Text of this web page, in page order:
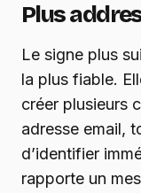
Plus
Le signe plus
la plus fiable.
créer plusieurs
adresse email,
d’identifier
rapporte un